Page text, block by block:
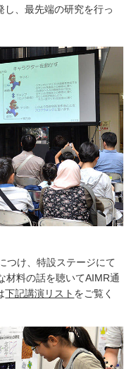
、最先端の研究を行っ
つけ、特設ステージにて
材料の話を聴いてAIMR通
下記講演リスト をご覧く